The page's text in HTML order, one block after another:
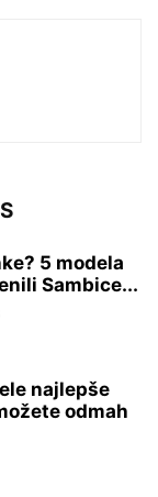
5 modela
Sambice...
najlepše
odmah